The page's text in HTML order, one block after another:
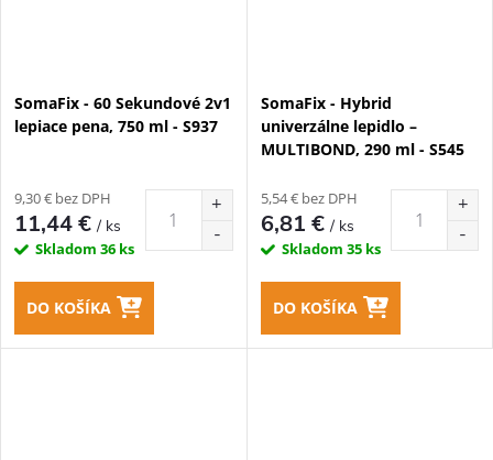
SomaFix - 60 Sekundové 2v1
lepiace pena, 750 ml - S937
9,30 € bez DPH
11,44 €/ ks
Skladom 36 ks
DO KOŠÍKA
SomaFix - Hybrid
univerzálne lepidlo –
MULTIBOND, 290 ml - S545
5,54 € bez DPH
6,81 €/ ks
Skladom 35 ks
DO KOŠÍKA